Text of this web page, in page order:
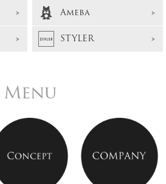
Ameba
STYLER
Menu